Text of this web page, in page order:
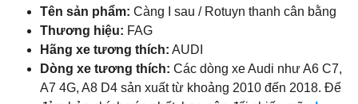
Tên sản phẩm: Càng I sau / Rotuyn thanh cân bằng
Thương hiệu: FAG
Hãng xe tương thích: AUDI
Dòng xe tương thích: Các dòng xe Audi như A6 C7,
A7 4G, A8 D4 sản xuất từ khoảng 2010 đến 2018. Để